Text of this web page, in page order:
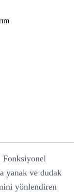
Fonksiyonel
yanak ve dudak
yönlendiren